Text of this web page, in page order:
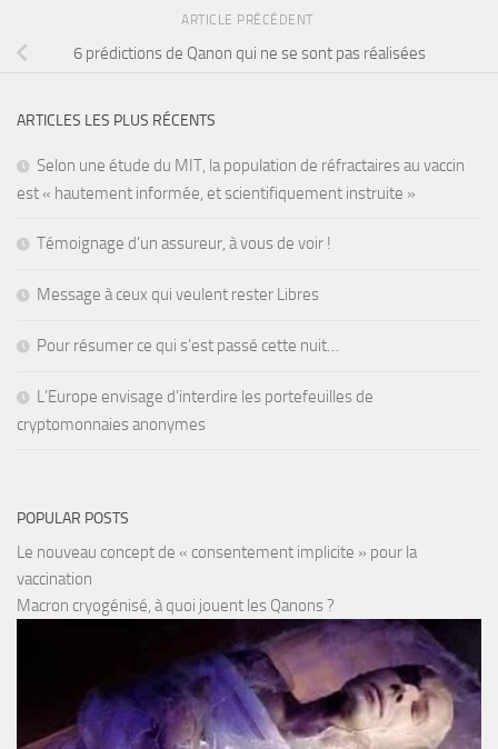
ARTICLE PRÉCÉDENT
6 prédictions de Qanon qui ne se sont pas réalisées
ARTICLES LES PLUS RÉCENTS
Selon une étude du MIT, la population de réfractaires au vaccin
est « hautement informée, et scientifiquement instruite »
Témoignage d’un assureur, à vous de voir !
Message à ceux qui veulent rester Libres
Pour résumer ce qui s’est passé cette nuit…
L’Europe envisage d’interdire les portefeuilles de
cryptomonnaies anonymes
POPULAR POSTS
Le nouveau concept de « consentement implicite » pour la
vaccination
Macron cryogénisé, à quoi jouent les Qanons ?